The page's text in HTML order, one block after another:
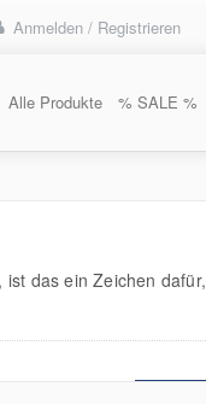
Anmelden / Registrieren
Alle Produkte % SALE %
das ein Zeichen dafür,